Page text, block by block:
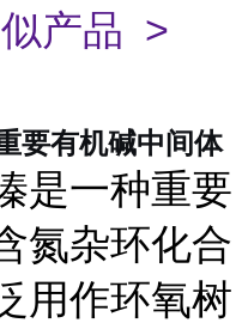
产品 >
要有机碱中间体
是一种重要
氮杂环化合
用作环氧树